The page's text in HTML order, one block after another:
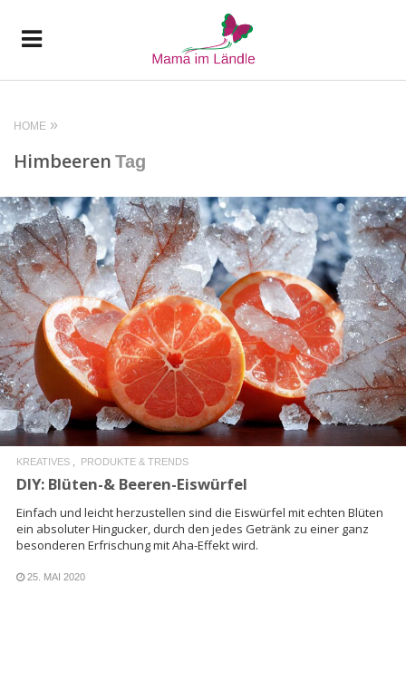
HOME
Himbeeren Tag
READ MORE
KREATIVES PRODUKTE & TRENDS
DIY: Blüten-& Beeren-Eiswürfel
Einfach und leicht herzustellen sind die Eiswürfel mit echten Blüten
ein absoluter Hingucker, durch den jedes Getränk zu einer ganz
besonderen Erfrischung mit Aha-Effekt wird.
25. MAI 2020